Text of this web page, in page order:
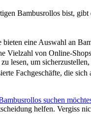
Bambusrollos bist,
eine Auswahl an
Vielzahl von Online-
lesen, um
Fachgeschäfte, die
suchen
helfen. Vergiss